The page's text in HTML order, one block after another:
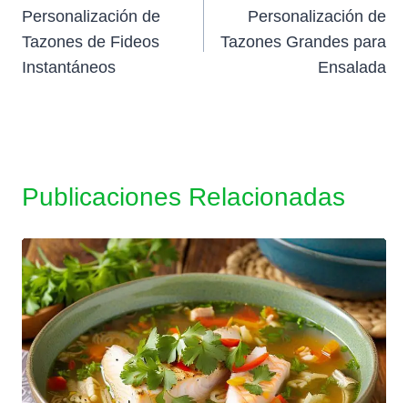
de
entradas
Personalización de
Tazones de Fideos
Instantáneos
Personalización de
Tazones Grandes para
Ensalada
Publicaciones Relacionadas